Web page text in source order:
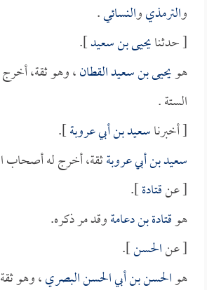
والترمذيوالنسائي.
[ حدثنايحيى بن سعيد].
هويحيى بن سعيد القطان، وهو ثقة،
الستة .
[ أخبرناسعيد بن أبي عروبة].
سعيد بن أبي عروبةثقة، أخرج له أصحاب
[ عنقتادة].
هوقتادة بن دعامةوقد مر ذكره.
[ عنالحسن].
هوالحسن بن أبي الحسن البصري، وهو